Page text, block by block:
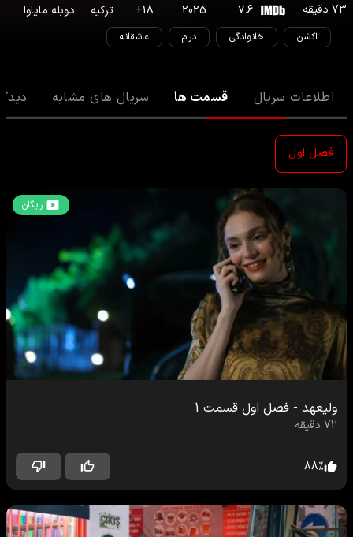
73 دقیقه 7.6
2025
18
+ ترکیه دوبله مایاوا
اکشن خانوادگی درام عاشقانه
اطلاعات سریال قسمت ها سریال های مشابه
فصل اول
رایگان
ولیعهد - فصل اول قسمت 1
72 دقیقه
88%